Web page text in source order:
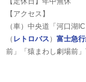
【アクセス】
（車）中央道「河口湖
（ レトロバス ） 富士急
前」「猿まわし劇場前」